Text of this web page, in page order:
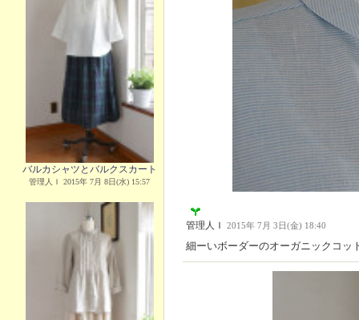
バルカシャツとバルクスカート
管理人Ｉ 2015年 7月 8日(水) 15:57
管理人Ｉ 2015年 7月 3日(金) 18:40
細ーいボーダーのオーガニックコッ